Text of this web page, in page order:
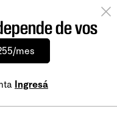
de vos
mes
Ingresá